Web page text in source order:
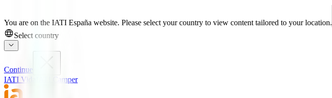
You are on the IATI España website. Please select your country to view content tailored to your location.
Select country
Continue
IATI Vida
IATI Camper